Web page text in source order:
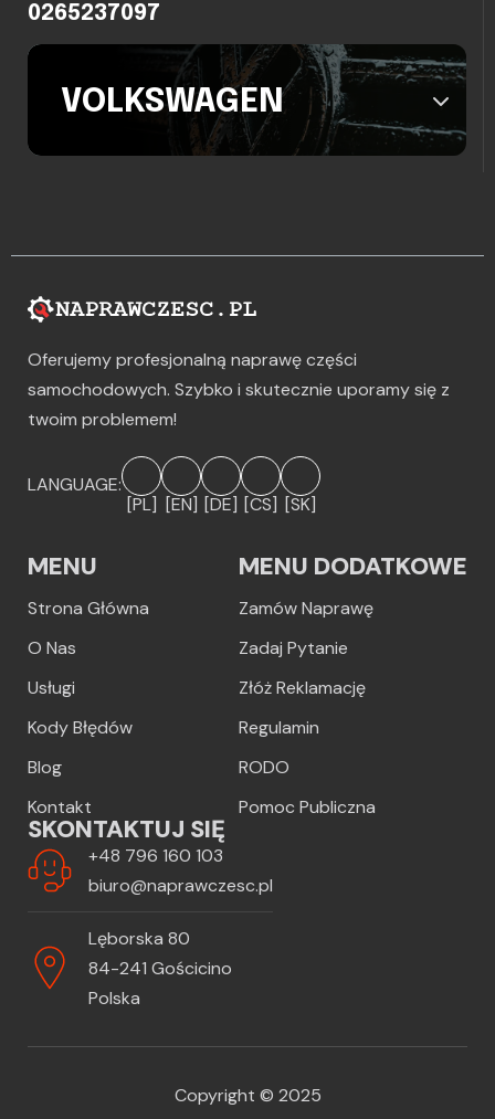
0265237097
VOLKSWAGEN
Oferujemy profesjonalną naprawę części
samochodowych. Szybko i skutecznie uporamy się z
twoim problemem!
LANGUAGE:
[PL] [EN] [DE] [CS] [SK]
MENU
Strona Główna
O Nas
Usługi
Kody Błędów
Blog
Kontakt
MENU DODATKOWE
Zamów Naprawę
Zadaj Pytanie
Złóż Reklamację
Regulamin
RODO
Pomoc Publiczna
SKONTAKTUJ SIĘ
+48 796 160 103
biuro@naprawczesc.pl
Lęborska 80
84-241 Gościcino
Polska
Copyright © 2025